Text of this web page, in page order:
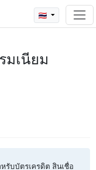
🇹🇭
มเนียม
รับบัตรเครดิต สินเชื่อ